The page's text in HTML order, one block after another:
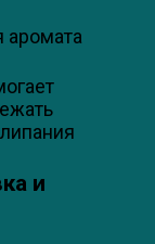
аромата
и